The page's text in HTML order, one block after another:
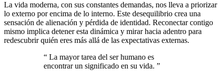
La vida moderna, con sus constantes demandas, nos lleva a priorizar
lo externo por encima de lo interno. Este desequilibrio crea una
sensación de alienación y pérdida de identidad. Reconectar contigo
mismo implica detener esta dinámica y mirar hacia adentro para
redescubrir quién eres más allá de las expectativas externas.
“ La mayor tarea del ser humano es
encontrar un significado en su vida. ”